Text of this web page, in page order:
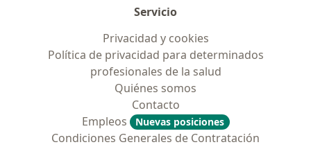
Servicio
Privacidad y cookies
Política de privacidad para determinados
profesionales de la salud
Quiénes somos
Contacto
Empleos
Nuevas posiciones
Condiciones Generales de Contratación